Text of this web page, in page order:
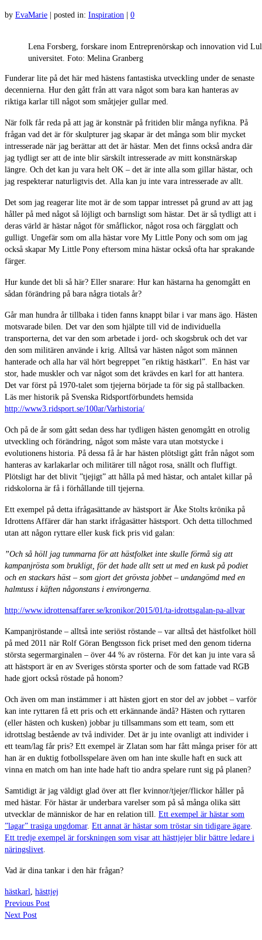
by EvaMarie posted in: Inspiration 0
Lena Forsberg, forskare inom Entreprenörskap och innovation vid
universitet. Foto: Melina Granberg
Funderar lite på det här med hästens fantastiska utveckling under de senaste
decennierna. Hur den gått från att vara något som bara kan hanteras av
riktiga karlar till något som småtjejer gullar med.
När folk får reda på att jag är konstnär på fritiden blir många nyfikna. På
frågan vad det är för skulpturer jag skapar är det många som blir mycket
intresserade när jag berättar att det är hästar. Men det finns också andra där
jag tydligt ser att de inte blir särskilt intresserade av mitt konstnärskap
längre. Och det kan ju vara helt OK – det är inte alla som gillar hästar, och
jag respekterar naturligtvis det. Alla kan ju inte vara intresserade av allt.
Det som jag reagerar lite mot är de som tappar intresset på grund av att jag
håller på med något så löjligt och barnsligt som hästar. Det är så tydligt att i
deras värld är hästar något för småflickor, något rosa och färgglatt och
gulligt. Ungefär som om alla hästar vore My Little Pony och som om jag
också skapar My Little Pony eftersom mina hästar också ofta har sprakande
färger.
Hur kunde det bli så här? Eller snarare: Hur kan hästarna ha genomgått en
sådan förändring på bara några tiotals år?
Går man hundra år tillbaka i tiden fanns knappt bilar i var mans ägo. Hästen
motsvarade bilen. Det var den som hjälpte till vid de individuella
transporterna, det var den som arbetade i jord- och skogsbruk och det var
den som militären använde i krig. Alltså var hästen något som männen
hanterade och alla har väl hört begreppet ”en riktig hästkarl”. En häst var
stor, hade muskler och var något som det krävdes en karl for att hantera.
Det var först på 1970-talet som tjejerna började ta för sig på stallbacken.
Läs mer historik på Svenska Ridsportförbundets hemsida
http://www3.ridsport.se/100ar/Varhistoria/
Och på de år som gått sedan dess har tydligen hästen genomgått en otrolig
utveckling och förändring, något som måste vara utan motstycke i
evolutionens historia. På dessa få år har hästen plötsligt gått från något som
hanteras av karlakarlar och militärer till något rosa, snällt och fluffigt.
Plötsligt har det blivit ”tjejigt” att hålla på med hästar, och antalet killar på
ridskolorna är få i förhållande till tjejerna.
Ett exempel på detta ifrågasättande av hästsport är Åke Stolts krönika på
Idrottens Affärer där han starkt ifrågasätter hästsport. Och detta tillochmed
utan att någon ryttare eller kusk fick pris vid galan:
”Och så höll jag tummarna för att hästfolket inte skulle förmå sig att
kampanjrösta som brukligt, för det hade allt sett ut med en kusk på podiet
och en stackars häst – som gjort det grövsta jobbet – undangömd med en
halmtuss i käften någonstans i environgerna.
http://www.idrottensaffarer.se/kronikor/2015/01/ta-idrottsgalan-pa-allvar
Kampanjröstande – alltså inte seriöst röstande – var alltså det hästfolket höll
på med 2011 när Rolf Göran Bengtsson fick priset med den genom tiderna
största segermarginalen – över 44 % av rösterna. För det kan ju inte vara så
att hästsport är en av Sveriges största sporter och de som fattade vad RGB
hade gjort också röstade på honom?
Och även om man instämmer i att hästen gjort en stor del av jobbet – varför
kan inte ryttaren få ett pris och ett erkännande ändå? Hästen och ryttaren
(eller hästen och kusken) jobbar ju tillsammans som ett team, som ett
idrottslag bestående av två individer. Det är ju inte ovanligt att individer i
ett team/lag får pris? Ett exempel är Zlatan som har fått många priser för att
han är en duktig fotbollsspelare även om han inte skulle haft en suck att
vinna en match om han inte hade haft tio andra spelare runt sig på planen?
Samtidigt är jag väldigt glad över att fler kvinnor/tjejer/flickor håller på
med hästar. För hästar är underbara varelser som på så många olika sätt
utvecklar de människor de har en relation till. Ett exempel är hästar som
”lagar” trasiga ungdomar. Ett annat är hästar som tröstar sin tidigare ägare.
Ett tredje exempel är forskningen som visar att hästtjejer blir bättre ledare i
näringslivet.
Vad är dina tankar i den här frågan?
hästkarl, hästtjej
Previous Post
Next Post